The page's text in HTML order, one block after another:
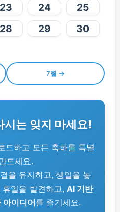
23 24
25
28 29 30
7월 →
시는 잊지 마세요!
드하고 모든 축하를 특별
드세요.
을 유지하고, 생일을 놓
일을 발견하고, AI 기반
아이디어를 즐기세요.